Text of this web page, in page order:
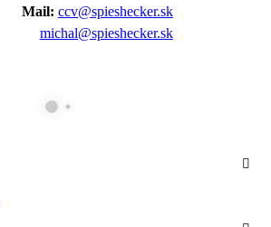
Mail: ccv@spieshecker.sk
michal@spieshecker.sk